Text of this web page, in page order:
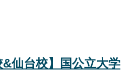
&仙台校】国公立大学